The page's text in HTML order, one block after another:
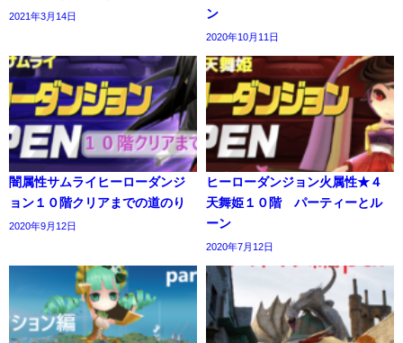
2021年3月14日
ン
2020年10月11日
闇属性サムライヒーローダンジ
ョン１０階クリアまでの道のり
2020年9月12日
ヒーローダンジョン火属性★４
天舞姫１０階 パーティーとル
ーン
2020年7月12日